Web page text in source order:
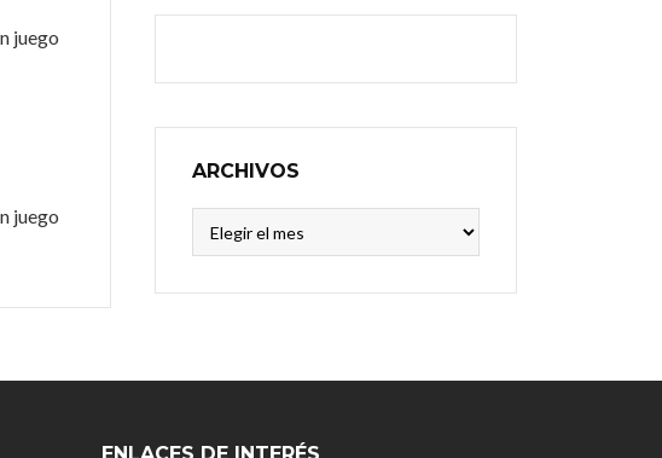
juego
juego
ARCHIVOS